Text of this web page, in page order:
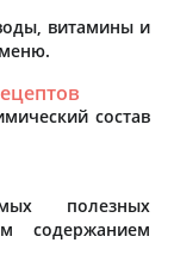
витамины и
состав
полезных
содержанием